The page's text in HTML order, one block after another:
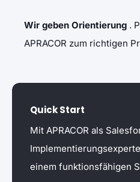
Wir geben Orientierung .
APRACOR zum richtigen
Quick Start
Mit APRACOR als
einem funktionsfähigen